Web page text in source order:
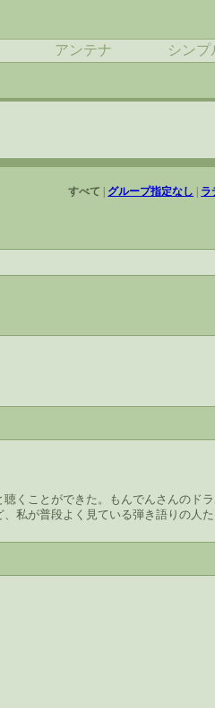
アンテナ シンプ
すべて | グループ指定なし | ラ
くことができた。もんでんさんのドラ
私が普段よく見ている弾き語りの人